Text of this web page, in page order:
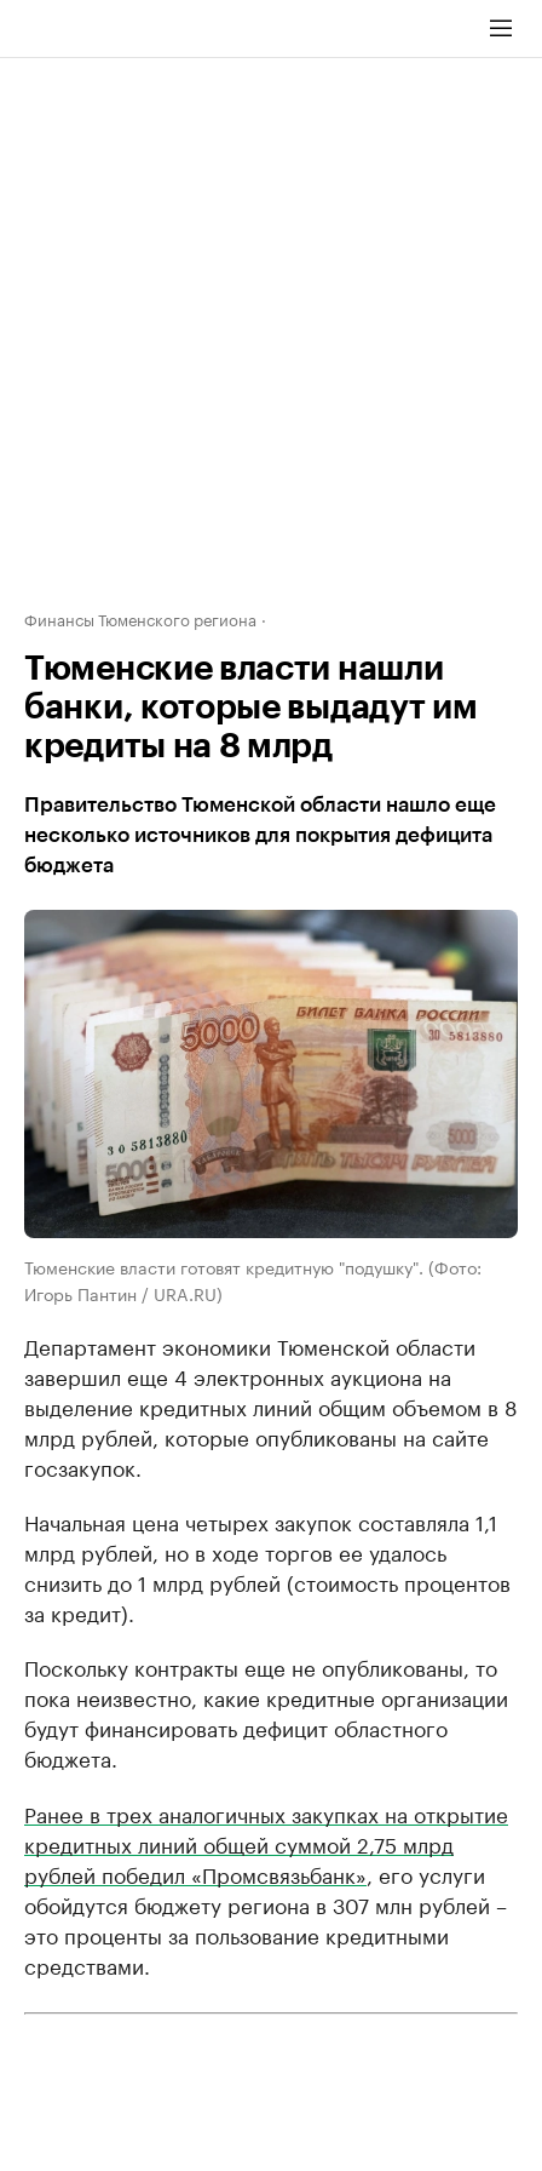
Финансы Тюменского региона
Тюменские власти нашли
банки, которые выдадут им
кредиты на 8 млрд
Правительство Тюменской области нашло еще
несколько источников для покрытия дефицита
бюджета
Тюменские власти готовят кредитную "подушку". (Фото:
Игорь Пантин / URA.RU)
Департамент экономики Тюменской области
завершил еще 4 электронных аукциона на
выделение кредитных линий общим объемом в 8
млрд рублей, которые опубликованы на сайте
госзакупок.
Начальная цена четырех закупок составляла 1,1
млрд рублей, но в ходе торгов ее удалось
снизить до 1 млрд рублей (стоимость процентов
за кредит).
Поскольку контракты еще не опубликованы, то
пока неизвестно, какие кредитные организации
будут финансировать дефицит областного
бюджета.
Ранее в трех аналогичных закупках на открытие
кредитных линий общей суммой 2,75 млрд
рублей победил «Промсвязьбанк», его услуги
обойдутся бюджету региона в 307 млн рублей –
это проценты за пользование кредитными
средствами.